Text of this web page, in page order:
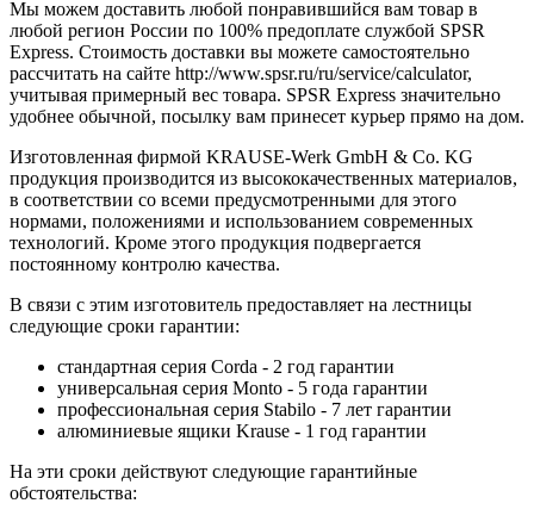
Мы можем доставить любой понравившийся вам товар в
любой регион России по 100% предоплате службой SPSR
Express. Стоимость доставки вы можете самостоятельно
рассчитать на сайте http://www.spsr.ru/ru/service/calculator,
учитывая примерный вес товара. SPSR Express значительно
удобнее обычной, посылку вам принесет курьер прямо на дом.
Изготовленная фирмой KRAUSE-Werk GmbH & Со. KG
продукция производится из высококачественных материалов,
в соответствии со всеми предусмотренными для этого
нормами, положениями и использованием современных
технологий. Кроме этого продукция подвергается
постоянному контролю качества.
В связи с этим изготовитель предоставляет на лестницы
следующие сроки гарантии:
стандартная серия Corda - 2 год гарантии
универсальная серия Monto - 5 года гарантии
профессиональная серия Stabilo - 7 лет гарантии
алюминиевые ящики Krause - 1 год гарантии
На эти сроки действуют следующие гарантийные
обстоятельства: